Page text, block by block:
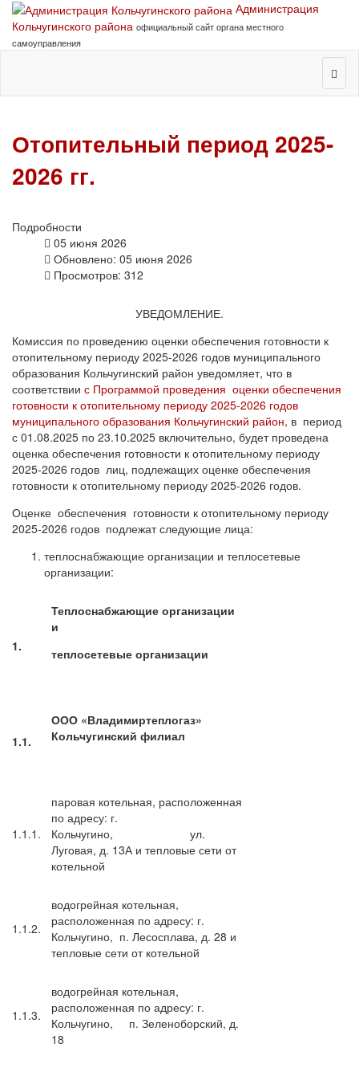
Администрация
Кольчугинского района официальный сайт органа местного
самоуправления
Отопительный период 2025-
2026 гг.
Подробности
05 июня 2026
Обновлено: 05 июня 2026
Просмотров: 312
УВЕДОМЛЕНИЕ.
Комиссия по проведению оценки обеспечения готовности к
отопительному периоду 2025-2026 годов муниципального
образования Кольчугинский район уведомляет, что в
соответствии с Программой проведения оценки обеспечения
готовности к отопительному периоду 2025-2026 годов
муниципального образования Кольчугинский район, в период
с 01.08.2025 по 23.10.2025 включительно, будет проведена
оценка обеспечения готовности к отопительному периоду
2025-2026 годов лиц, подлежащих оценке обеспечения
готовности к отопительному периоду 2025-2026 годов.
Оценке обеспечения готовности к отопительному периоду
2025-2026 годов подлежат следующие лица:
теплоснабжающие организации и теплосетевые
организации:
1.
Теплоснабжающие организации
и
теплосетевые организации
1.1.
ООО «Владимиртеплогаз»
Кольчугинский филиал
1.1.1.
паровая котельная, расположенная
по адресу: г.
Кольчугино, ул.
Луговая, д. 13А и тепловые сети от
котельной
1.1.2.
водогрейная котельная,
расположенная по адресу: г.
Кольчугино, п. Лесосплава, д. 28 и
тепловые сети от котельной
1.1.3.
водогрейная котельная,
расположенная по адресу: г.
Кольчугино, п. Зеленоборский, д.
18